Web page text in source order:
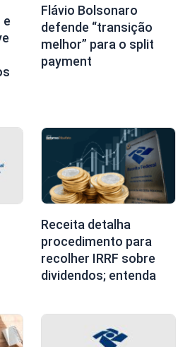
e
Flávio Bolsonaro
defende “transição
melhor” para o split
payment
Receita detalha
procedimento para
recolher IRRF sobre
dividendos; entenda